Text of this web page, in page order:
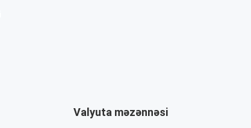
Valyuta məzənnəsi